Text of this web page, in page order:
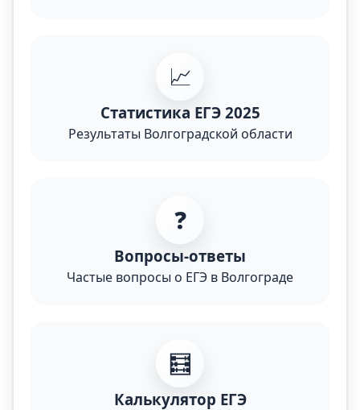
📈
Статистика ЕГЭ 2025
Результаты Волгоградской области
❓
Вопросы-ответы
Частые вопросы о ЕГЭ в Волгограде
🧮
Калькулятор ЕГЭ